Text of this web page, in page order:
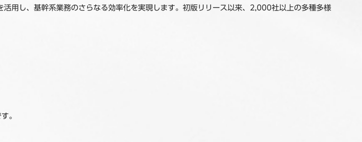
用し、基幹系業務のさらなる効率化を実現します。初版リリース以来、2,000社以上の多種多様
。